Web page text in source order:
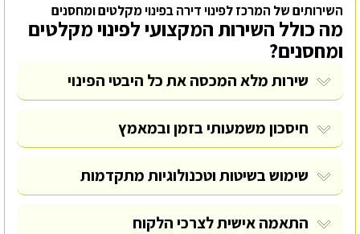
השירותים של המרכז לפינוי דירה בפינוי מקלטים ומחסנים
מה כולל השירות המקצועי לפינוי מקלטים
ומחסנים?
שירות מלא המכסה את כל היבטי הפינוי
חיסכון משמעותי בזמן ובמאמץ
שימוש בשיטות וטכנולוגיות מתקדמות
התאמה אישית לצרכי הלקוח